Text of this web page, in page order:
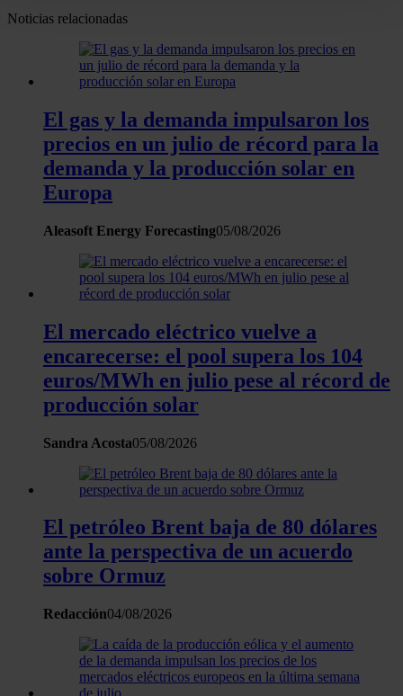
Obtenga más información sobre cómo se procesan sus
datos personales y establezca sus preferencias en la
consentimiento en cualquier momento en la Declaración
de cookies.
Las cookies de este sitio web se usan para personalizar
el contenido y los anuncios, ofrecer funciones de redes
sociales y analizar el tráfico. Además, compartimos
nuestros partners de redes sociales, publicidad y análisis
web, quienes pueden combinarla con otra información
partir del uso que haya hecho de sus servicios.
Noticias relacionadas
El gas y la demanda impulsaron los
precios en un julio de récord para la
demanda y la producción solar en
Europa
Aleasoft Energy Forecasting05/08/2026
El mercado eléctrico vuelve a
encarecerse: el pool supera los 104
euros/MWh en julio pese al récord de
producción solar
Sandra Acosta05/08/2026
El petróleo Brent baja de 80 dólares
ante la perspectiva de un acuerdo
sobre Ormuz
Redacción04/08/2026